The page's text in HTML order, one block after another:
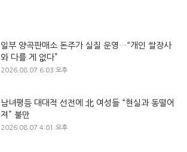
일부 양곡판매소 돈주가 실질 운영…“개인 쌀장사
와 다를 게 없다”
2026.08.07 6:03 오후
남녀평등 대대적 선전에 北 여성들 “현실과 동떨어
져” 불만
2026.08.07 4:01 오후